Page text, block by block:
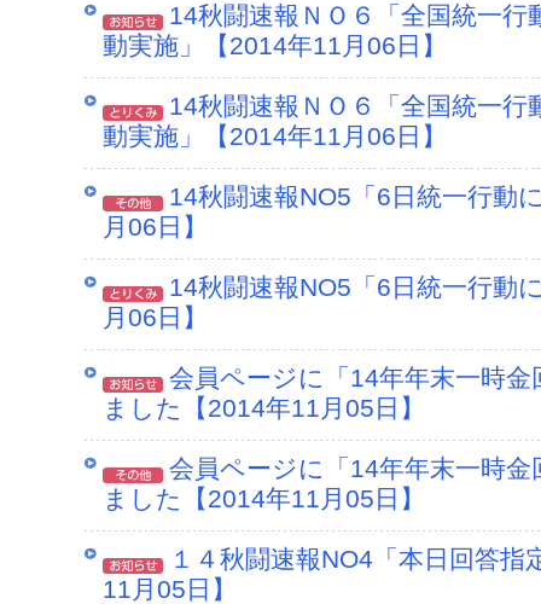
14秋闘速報ＮＯ６「全国統一
動実施」【2014年11月06日】
14秋闘速報ＮＯ６「全国統一
動実施」【2014年11月06日】
14秋闘速報NO5「6日統一行動
月06日】
14秋闘速報NO5「6日統一行動
月06日】
会員ページに「14年年末一時
ました【2014年11月05日】
会員ページに「14年年末一時
ました【2014年11月05日】
１４秋闘速報NO4「本日回答
11月05日】